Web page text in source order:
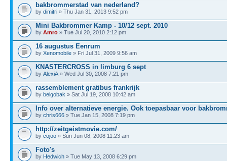
bakbrommerstad van nederland?
by dimitri » Thu Jan 31, 2013 9:52 pm
Mini Bakbrommer Kamp - 10/12 sept. 2010
by Amro » Tue Jul 20, 2010 2:12 pm
16 augustus Eenrum
by Xenomobile » Fri Jul 31, 2009 9:56 am
KNASTERCROSS in limburg 6 sept
by AlexiA » Wed Jul 30, 2008 7:21 pm
rassemblement gratibus frankrijk
by belgobak » Sat Jul 19, 2008 10:42 am
Info over alternatieve energie. Ook toepasbaar voor
by chris666 » Tue Jan 15, 2008 7:19 pm
http://zeitgeistmovie.com/
by cojoo » Sun Jun 08, 2008 11:23 am
Foto's
by Hedwich » Tue May 13, 2008 6:29 pm